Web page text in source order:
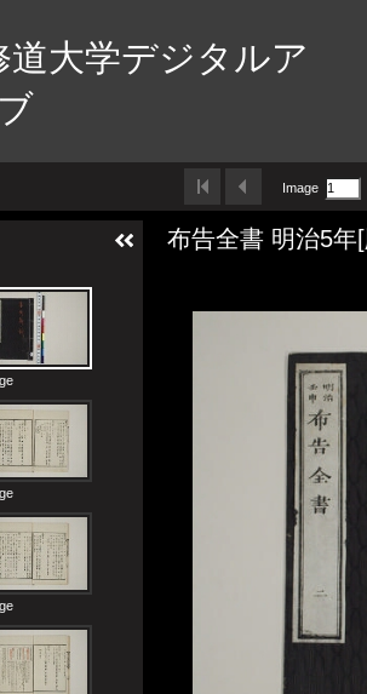
道大学デジタルア